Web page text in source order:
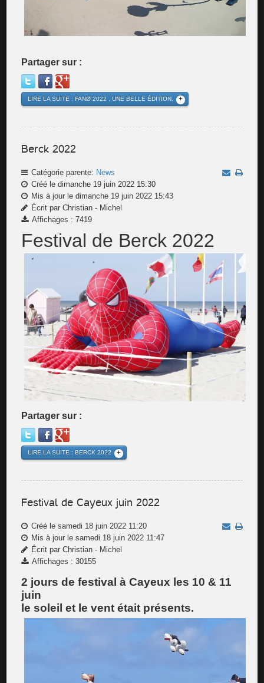
Partager sur :
LIRE LA SUITE : FANØ 2022 , UNE BELLE ÉDITION.
Berck 2022
Catégorie parente: News
Créé le dimanche 19 juin 2022 15:30
Mis à jour le dimanche 19 juin 2022 15:43
Écrit par Christian - Michel
Affichages : 7419
Festival de Berck 2022
Partager sur :
LIRE LA SUITE : BERCK 2022
Festival de Cayeux juin 2022
Créé le samedi 18 juin 2022 11:20
Mis à jour le samedi 18 juin 2022 11:47
Écrit par Christian - Michel
Affichages : 30155
2 jours de festival à Cayeux les 10 & 11
juin
le soleil et le vent était présents.